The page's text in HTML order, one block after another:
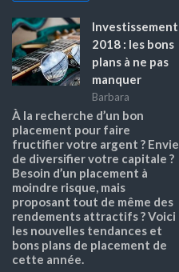
Investissement
2018 : les bons
plans à ne pas
manquer
Barbara
À la recherche d’un bon
placement pour faire
fructifier votre argent ? Envie
de diversifier votre capitale ?
Besoin d’un placement à
moindre risque, mais
proposant tout de même des
rendements attractifs ? Voici
les nouvelles tendances et
bons plans de placement de
cette année.